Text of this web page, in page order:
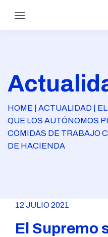
HOME | ACTUALIDAD |
QUE LOS AUTÓNOMOS
COMIDAS DE TRABAJO
DE HACIENDA
12 JULIO 2021
El Supremo